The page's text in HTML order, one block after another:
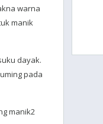
warna
manik
dayak.
pada
manik2